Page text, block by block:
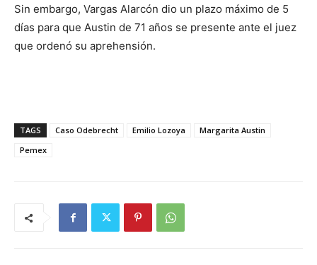
Sin embargo, Vargas Alarcón dio un plazo máximo de 5
días para que Austin de 71 años se presente ante el juez
que ordenó su aprehensión.
TAGS Caso Odebrecht Emilio Lozoya
Margarita Austin
Pemex